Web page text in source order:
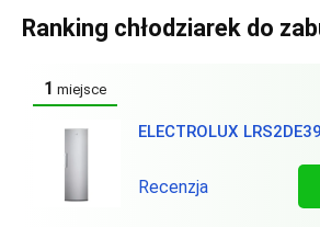
Ranking chłodziarek do
1 miejsce
ELECTROLUX
Recenzja